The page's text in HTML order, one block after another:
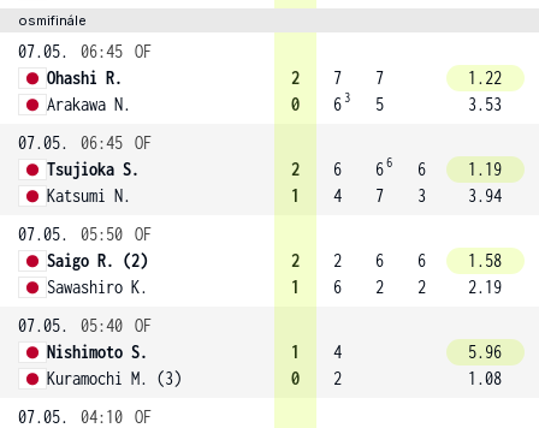
osmifinále
07.05. 06:45 OF
Ohashi R.
Arakawa N.
2
0
7
6 3
7
5
1.22
3.53
07.05.
06:45 OF
Tsujioka S.
Katsumi N.
2
1
6
4
66
7
6
3
1.19
3.94
07.05.
05:50 OF
Saigo R. (2)
Sawashiro K.
2
1
2
6
6
2
6
2
1.58
2.19
07.05.
05:40 OF
Nishimoto S.
Kuramochi M. (3)
1
0
4
2
5.96
1.08
07.05.
04:10 OF